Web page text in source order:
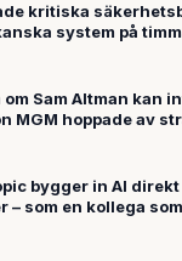
kritiska
system på
om Sam Altman kan
MGM hoppade av
50 miljarder i
bygger in AI direkt
– som en kollega